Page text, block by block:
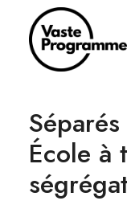
À PROPOS
ÉCRITURES
BALADOS
École à